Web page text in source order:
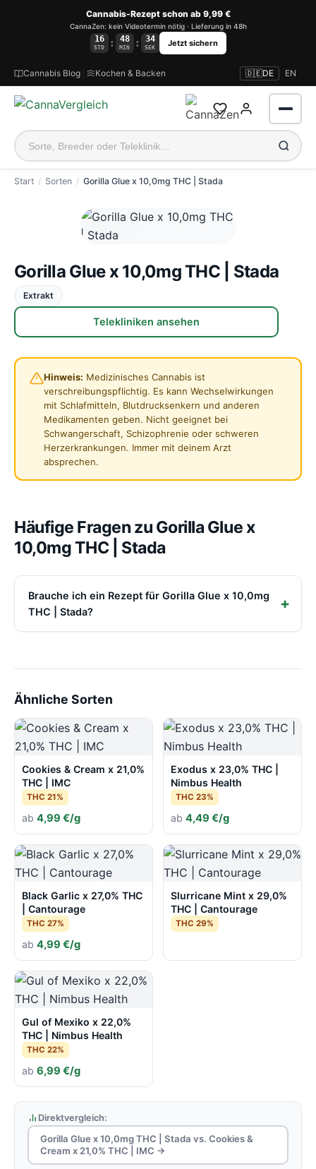
Cannabis-Rezept schon ab 9,99 €
CannaZen: kein Videotermin nötig · Lieferung in 48h
16
STD : 48
MIN : 34
SEK Jetzt sichern
Cannabis Blog Kochen & Backen 🇩🇪DE EN
Start Sorten Gorilla Glue x 10,0mg THC | Stada
Gorilla Glue x 10,0mg THC | Stada
Extrakt
Telekliniken ansehen
Hinweis: Medizinisches Cannabis ist
verschreibungspflichtig. Es kann Wechselwirkungen
mit Schlafmitteln, Blutdrucksenkern und anderen
Medikamenten geben. Nicht geeignet bei
Schwangerschaft, Schizophrenie oder schweren
Herzerkrankungen. Immer mit deinem Arzt
absprechen.
Häufige Fragen zu Gorilla Glue x
10,0mg THC | Stada
Brauche ich ein Rezept für Gorilla Glue x 10,0mg
THC | Stada?
Ähnliche Sorten
Cookies & Cream x 21,0%
THC | IMC
THC 21%
ab 4,99 €/g
Exodus x 23,0% THC |
Nimbus Health
THC 23%
ab 4,49 €/g
Black Garlic x 27,0% THC
| Cantourage
THC 27%
ab 4,99 €/g
Slurricane Mint x 29,0%
THC | Cantourage
THC 29%
Gul of Mexiko x 22,0%
THC | Nimbus Health
THC 22%
ab 6,99 €/g
Direktvergleich:
Gorilla Glue x 10,0mg THC | Stada vs. Cookies &
Cream x 21,0% THC | IMC →